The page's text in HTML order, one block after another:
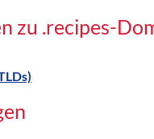
zu .recipes-